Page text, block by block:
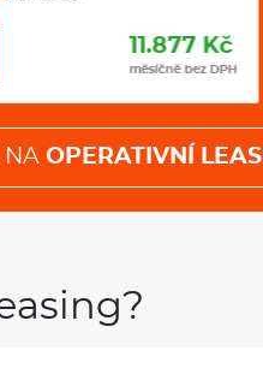
11.877 Kč
měsíčně bez DPH
NA OPERATIVNÍ